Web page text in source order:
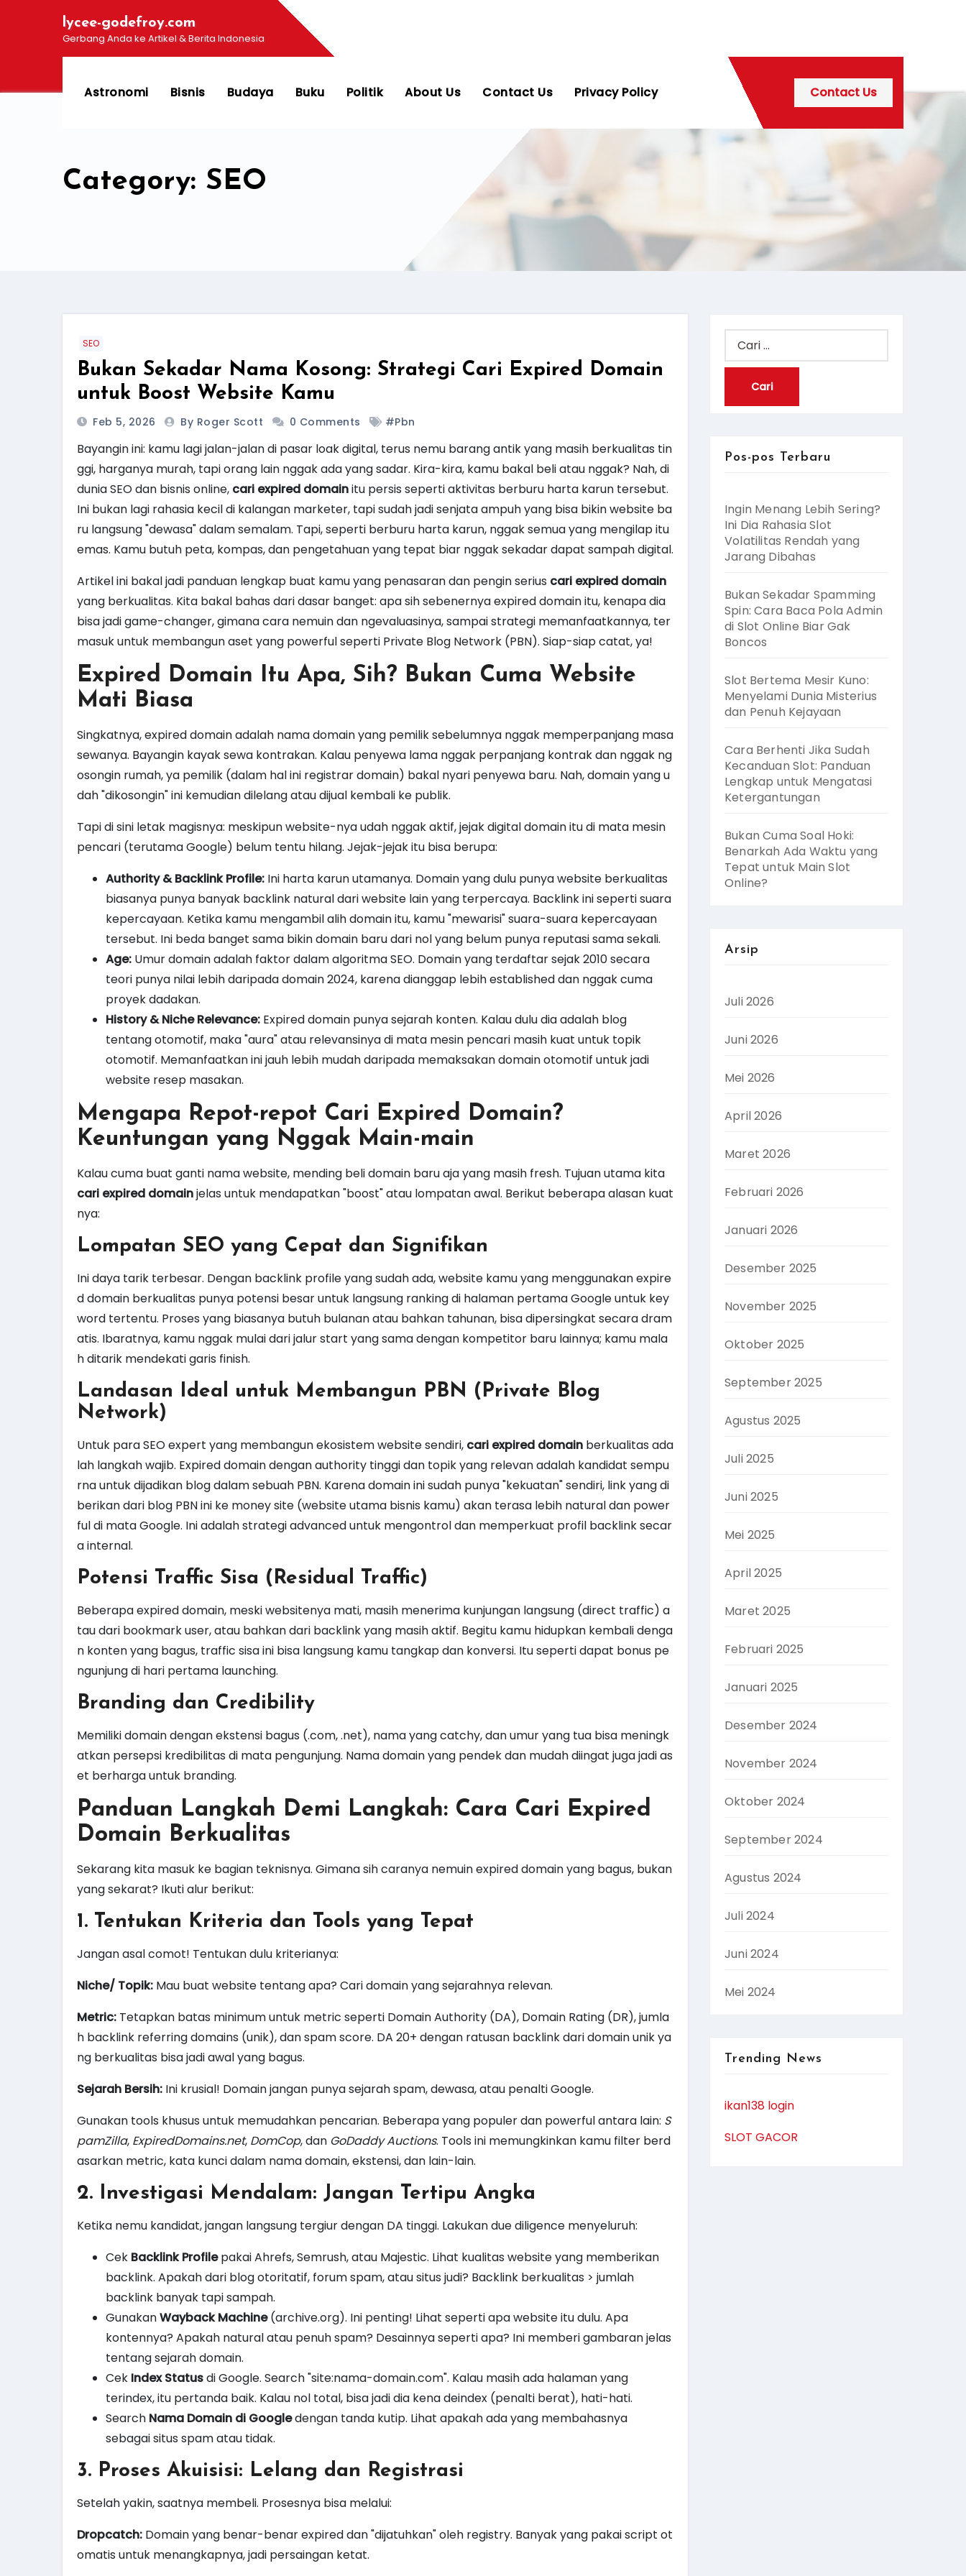
lycee-godefroy.com
Gerbang Anda ke Artikel & Berita Indonesia
Astronomi Bisnis Budaya Buku Politik About Us Contact Us Privacy Policy Contact Us
Category: SEO
SEO
Bukan Sekadar Nama Kosong: Strategi Cari Expired Domain
untuk Boost Website Kamu
Feb 5, 2026 By Roger Scott 0 Comments #pbn
Bayangin ini: kamu lagi jalan-jalan di pasar loak digital, terus nemu barang antik yang masih berkualitas tin
ggi, harganya murah, tapi orang lain nggak ada yang sadar. Kira-kira, kamu bakal beli atau nggak? Nah, di
dunia SEO dan bisnis online, cari expired domainitu persis seperti aktivitas berburu harta karun tersebut.
Ini bukan lagi rahasia kecil di kalangan marketer, tapi sudah jadi senjata ampuh yang bisa bikin website ba
ru langsung "dewasa" dalam semalam. Tapi, seperti berburu harta karun, nggak semua yang mengilap itu
emas. Kamu butuh peta, kompas, dan pengetahuan yang tepat biar nggak sekadar dapat sampah digital.
Artikel ini bakal jadi panduan lengkap buat kamu yang penasaran dan pengin serius cari expired domain
yang berkualitas. Kita bakal bahas dari dasar banget: apa sih sebenernya expired domain itu, kenapa dia
bisa jadi game-changer, gimana cara nemuin dan ngevaluasinya, sampai strategi memanfaatkannya, ter
masuk untuk membangun aset yang powerful seperti Private Blog Network (PBN). Siap-siap catat, ya!
Expired Domain Itu Apa, Sih? Bukan Cuma Website
Mati Biasa
Singkatnya, expired domain adalah nama domain yang pemilik sebelumnya nggak memperpanjang masa
sewanya. Bayangin kayak sewa kontrakan. Kalau penyewa lama nggak perpanjang kontrak dan nggak ng
osongin rumah, ya pemilik (dalam hal ini registrar domain) bakal nyari penyewa baru. Nah, domain yang u
dah "dikosongin" ini kemudian dilelang atau dijual kembali ke publik.
Tapi di sini letak magisnya: meskipun website-nya udah nggak aktif, jejak digital domain itu di mata mesin
pencari (terutama Google) belum tentu hilang. Jejak-jejak itu bisa berupa:
Authority & Backlink Profile: Ini harta karun utamanya. Domain yang dulu punya website berkualitas
biasanya punya banyak backlink natural dari website lain yang terpercaya. Backlink ini seperti suara
kepercayaan. Ketika kamu mengambil alih domain itu, kamu "mewarisi" suara-suara kepercayaan
tersebut. Ini beda banget sama bikin domain baru dari nol yang belum punya reputasi sama sekali.
Age: Umur domain adalah faktor dalam algoritma SEO. Domain yang terdaftar sejak 2010 secara
teori punya nilai lebih daripada domain 2024, karena dianggap lebih established dan nggak cuma
proyek dadakan.
History & Niche Relevance: Expired domain punya sejarah konten. Kalau dulu dia adalah blog
tentang otomotif, maka "aura" atau relevansinya di mata mesin pencari masih kuat untuk topik
otomotif. Memanfaatkan ini jauh lebih mudah daripada memaksakan domain otomotif untuk jadi
website resep masakan.
Mengapa Repot-repot Cari Expired Domain?
Keuntungan yang Nggak Main-main
Kalau cuma buat ganti nama website, mending beli domain baru aja yang masih fresh. Tujuan utama kita
cari expired domainjelas untuk mendapatkan "boost" atau lompatan awal. Berikut beberapa alasan kuat
nya:
Lompatan SEO yang Cepat dan Signifikan
Ini daya tarik terbesar. Dengan backlink profile yang sudah ada, website kamu yang menggunakan expire
d domain berkualitas punya potensi besar untuk langsung ranking di halaman pertama Google untuk key
word tertentu. Proses yang biasanya butuh bulanan atau bahkan tahunan, bisa dipersingkat secara dram
atis. Ibaratnya, kamu nggak mulai dari jalur start yang sama dengan kompetitor baru lainnya; kamu mala
h ditarik mendekati garis finish.
Landasan Ideal untuk Membangun PBN (Private Blog
Network)
Untuk para SEO expert yang membangun ekosistem website sendiri, cari expired domain berkualitas ada
lah langkah wajib. Expired domain dengan authority tinggi dan topik yang relevan adalah kandidat sempu
rna untuk dijadikan blog dalam sebuah PBN. Karena domain ini sudah punya "kekuatan" sendiri, link yang di
berikan dari blog PBN ini ke money site (website utama bisnis kamu) akan terasa lebih natural dan power
ful di mata Google. Ini adalah strategi advanced untuk mengontrol dan memperkuat profil backlink secar
a internal.
Potensi Traffic Sisa (Residual Traffic)
Beberapa expired domain, meski websitenya mati, masih menerima kunjungan langsung (direct traffic) a
tau dari bookmark user, atau bahkan dari backlink yang masih aktif. Begitu kamu hidupkan kembali denga
n konten yang bagus, traffic sisa ini bisa langsung kamu tangkap dan konversi. Itu seperti dapat bonus pe
ngunjung di hari pertama launching.
Branding dan Credibility
Memiliki domain dengan ekstensi bagus (.com, .net), nama yang catchy, dan umur yang tua bisa meningk
atkan persepsi kredibilitas di mata pengunjung. Nama domain yang pendek dan mudah diingat juga jadi as
et berharga untuk branding.
Panduan Langkah Demi Langkah: Cara Cari Expired
Domain Berkualitas
Sekarang kita masuk ke bagian teknisnya. Gimana sih caranya nemuin expired domain yang bagus, bukan
yang sekarat? Ikuti alur berikut:
1. Tentukan Kriteria dan Tools yang Tepat
Jangan asal comot! Tentukan dulu kriterianya:
Niche/ Topik: Mau buat website tentang apa? Cari domain yang sejarahnya relevan.
Metric: Tetapkan batas minimum untuk metric seperti Domain Authority (DA), Domain Rating (DR), jumla
h backlink referring domains (unik), dan spam score. DA 20+ dengan ratusan backlink dari domain unik ya
ng berkualitas bisa jadi awal yang bagus.
Sejarah Bersih: Ini krusial! Domain jangan punya sejarah spam, dewasa, atau penalti Google.
Gunakan tools khusus untuk memudahkan pencarian. Beberapa yang populer dan powerful antara lain: S
pamZilla, ExpiredDomains.net, DomCop, dan GoDaddy Auctions. Tools ini memungkinkan kamu filter berd
asarkan metric, kata kunci dalam nama domain, ekstensi, dan lain-lain.
2. Investigasi Mendalam: Jangan Tertipu Angka
Ketika nemu kandidat, jangan langsung tergiur dengan DA tinggi. Lakukan due diligence menyeluruh:
Cek Backlink Profilepakai Ahrefs, Semrush, atau Majestic. Lihat kualitas website yang memberikan
backlink. Apakah dari blog otoritatif, forum spam, atau situs judi? Backlink berkualitas > jumlah
backlink banyak tapi sampah.
GunakanWayback Machine(archive.org). Ini penting! Lihat seperti apa website itu dulu. Apa
kontennya? Apakah natural atau penuh spam? Desainnya seperti apa? Ini memberi gambaran jelas
tentang sejarah domain.
Cek Index Statusdi Google. Search "site:nama-domain.com". Kalau masih ada halaman yang
terindex, itu pertanda baik. Kalau nol total, bisa jadi dia kena deindex (penalti berat), hati-hati.
Search Nama Domain di Googledengan tanda kutip. Lihat apakah ada yang membahasnya
sebagai situs spam atau tidak.
3. Proses Akuisisi: Lelang dan Registrasi
Setelah yakin, saatnya membeli. Prosesnya bisa melalui:
Dropcatch: Domain yang benar-benar expired dan "dijatuhkan" oleh registry. Banyak yang pakai script ot
omatis untuk menangkapnya, jadi persaingan ketat.
Cari
untuk:
Pos-pos Terbaru
Ingin Menang Lebih Sering?
Ini Dia Rahasia Slot
Volatilitas Rendah yang
Jarang Dibahas
Bukan Sekadar Spamming
Spin: Cara Baca Pola Admin
di Slot Online Biar Gak
Boncos
Slot Bertema Mesir Kuno:
Menyelami Dunia Misterius
dan Penuh Kejayaan
Cara Berhenti Jika Sudah
Kecanduan Slot: Panduan
Lengkap untuk Mengatasi
Ketergantungan
Bukan Cuma Soal Hoki:
Benarkah Ada Waktu yang
Tepat untuk Main Slot
Online?
Arsip
Juli 2026
Juni 2026
Mei 2026
April 2026
Maret 2026
Februari 2026
Januari 2026
Desember 2025
November 2025
Oktober 2025
September 2025
Agustus 2025
Juli 2025
Juni 2025
Mei 2025
April 2025
Maret 2025
Februari 2025
Januari 2025
Desember 2024
November 2024
Oktober 2024
September 2024
Agustus 2024
Juli 2024
Juni 2024
Mei 2024
Trending News
ikan138 login
SLOT GACOR